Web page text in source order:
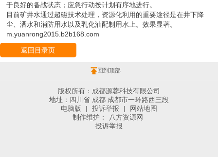
于良好的备战状态；应急行动按计划有序地进行。
目前矿井水通过超磁技术处理，资源化利用的重要途径是在井下降
尘、洒水和消防用水以及乳化油配制用水上。效果显著。
m.yuanrong2015.b2b168.com
返回目录页
回到顶部
版权所有：成都源蓉科技有限公司
地址：四川省 成都 成都市一环路西三段
电脑版
| 投诉举报 |
网站地图
制作维护：
八方资源网
投诉举报